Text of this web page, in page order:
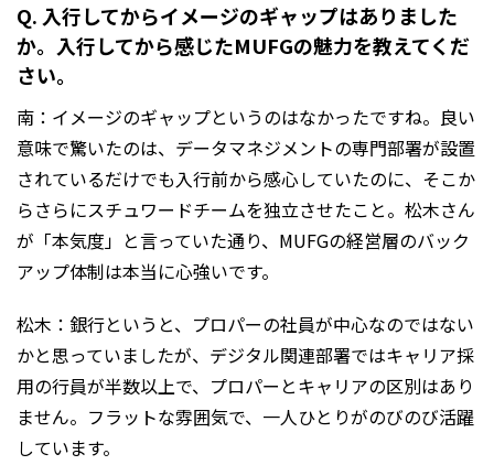
Q. 入行してからイメージのギャップはありました
か。入行してから感じたMUFGの魅力を教えてくだ
さい。
南：イメージのギャップというのはなかったですね。良い
意味で驚いたのは、データマネジメントの専門部署が設置
されているだけでも入行前から感心していたのに、そこか
らさらにスチュワードチームを独立させたこと。松木さん
が「本気度」と言っていた通り、MUFGの経営層のバック
アップ体制は本当に心強いです。
松木：銀行というと、プロパーの社員が中心なのではない
かと思っていましたが、デジタル関連部署ではキャリア採
用の行員が半数以上で、プロパーとキャリアの区別はあり
ません。フラットな雰囲気で、一人ひとりがのびのび活躍
しています。